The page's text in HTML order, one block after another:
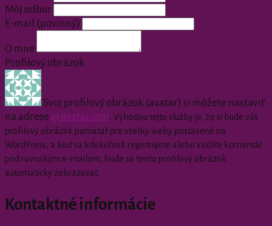
Môj odbor
E-mail
(povinný)
O mne
Profilový obrázok
Svoj profilový obrázok (avatar) si môžete nastaviť
na adrese gravatar.com . Výhodou tejto služby je, že si bude váš
profilový obrázok pamätať pre všetky weby postavené na
WordPress, a keď sa kdekoľvek registrujete alebo vložíte komentár
pod rovnakým e-mailom, bude sa tento profilový obrázok
automaticky zobrazovať.
Kontaktné informácie